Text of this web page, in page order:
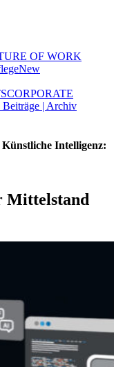
OF WORK
New
CORPORATE
| Archiv
Künstliche Intelligenz:
Mittelstand